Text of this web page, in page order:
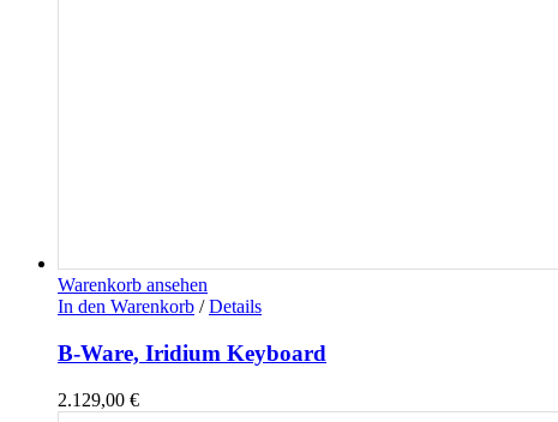
Warenkorb ansehen
In den Warenkorb / Details
B-Ware, Iridium Keyboard
2.129,00 €